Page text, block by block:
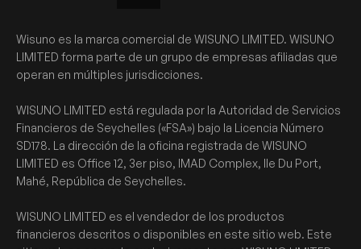
Wisuno es la marca comercial de WISUNO LIMITED. WISUNO
LIMITED forma parte de un grupo de empresas afiliadas que
operan en múltiples jurisdicciones.
WISUNO LIMITED está regulada por la Autoridad de Servicios
Financieros de Seychelles («FSA») bajo la Licencia Número
SD178. La dirección de la oficina registrada de WISUNO
LIMITED es Office 12, 3er piso, IMAD Complex, Ile Du Port,
Mahé, República de Seychelles.
WISUNO LIMITED es el vendedor de los productos
financieros descritos o disponibles en este sitio web. Este